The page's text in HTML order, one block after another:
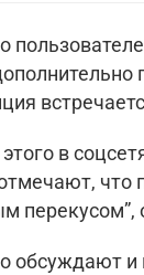
в
что
перекусом”,
обсуждают и